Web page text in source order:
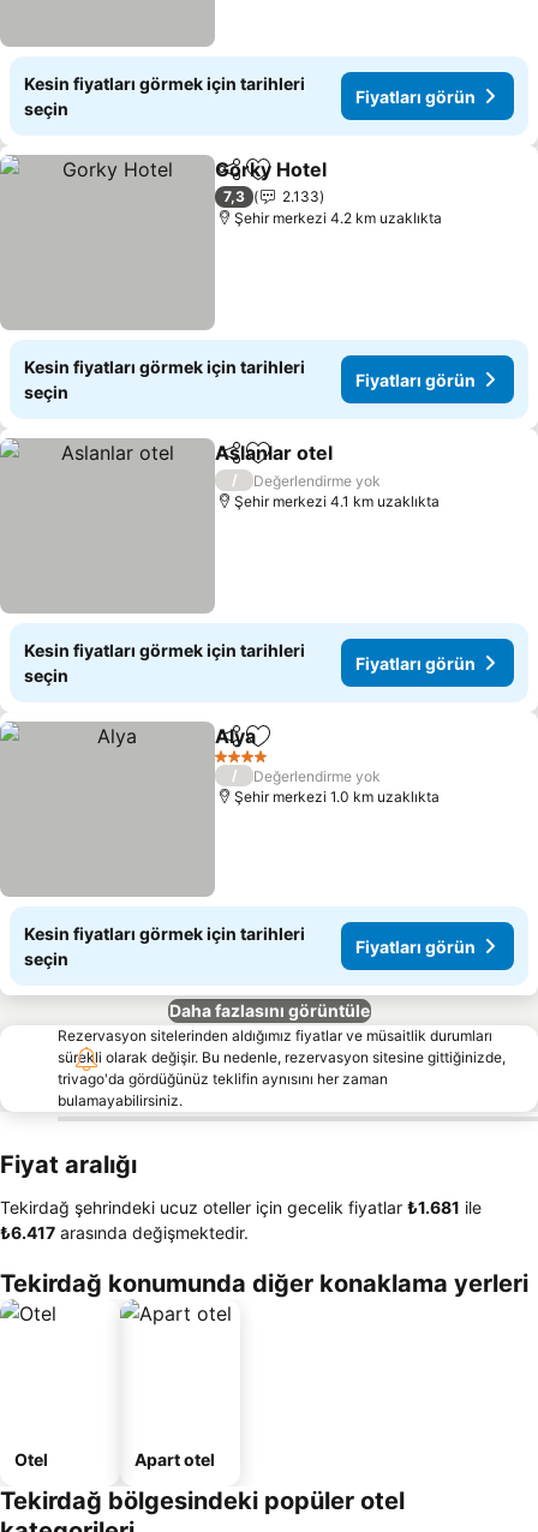
Kesin fiyatları görmek için tarihleri
seçin
Fiyatları görün
PaylaşFavorilerime ekle
Gorky Hotel
7,3
2.133
Şehir merkezi 4.2 km uzaklıkta
Kesin fiyatları görmek için tarihleri
seçin
Fiyatları görün
PaylaşFavorilerime ekle
Aslanlar otel
/
Değerlendirme yok
Şehir merkezi 4.1 km uzaklıkta
Kesin fiyatları görmek için tarihleri
seçin
Fiyatları görün
PaylaşFavorilerime ekle
Alya
4 Yıldız
/
Değerlendirme yok
Şehir merkezi 1.0 km uzaklıkta
Kesin fiyatları görmek için tarihleri
seçin
Fiyatları görün
Daha fazlasını görüntüle
Rezervasyon sitelerinden aldığımız fiyatlar ve müsaitlik durumları
sürekli olarak değişir. Bu nedenle, rezervasyon sitesine gittiğinizde,
trivago'da gördüğünüz teklifin aynısını her zaman
bulamayabilirsiniz.
Fiyat aralığı
Tekirdağ şehrindeki ucuz oteller için gecelik fiyatlar ‎₺1.681 ile
‎₺6.417 arasında değişmektedir.
Tekirdağ konumunda diğer konaklama yerleri
Otel Apart otel
Tekirdağ bölgesindeki popüler otel